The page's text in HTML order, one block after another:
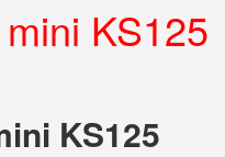
KS125
KS125